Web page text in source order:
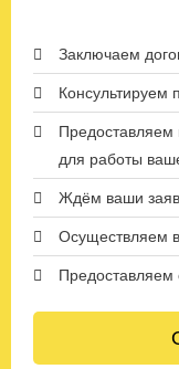
Заключаем
Предоставляем
для работы
Ждём ваши
Осуществляем
Предоставляем